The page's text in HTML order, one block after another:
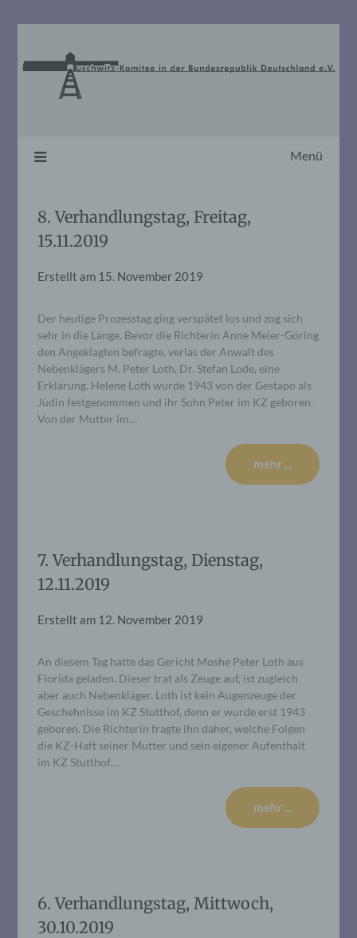
Menü
8. Verhandlungstag, Freitag,
15.11.2019
Erstellt am 15. November 2019
Der heutige Prozesstag ging verspätet los und zog sich
sehr in die Länge. Bevor die Richterin Anne Meier-Göring
den Angeklagten befragte, verlas der Anwalt des
Nebenklägers M. Peter Loth, Dr. Stefan Lode, eine
Erklärung. Helene Loth wurde 1943 von der Gestapo als
Jüdin festgenommen und ihr Sohn Peter im KZ geboren.
Von der Mutter im…
mehr ...
7. Verhandlungstag, Dienstag,
12.11.2019
Erstellt am 12. November 2019
An diesem Tag hatte das Gericht Moshe Peter Loth aus
Florida geladen. Dieser trat als Zeuge auf, ist zugleich
aber auch Nebenkläger. Loth ist kein Augenzeuge der
Geschehnisse im KZ Stutthof, denn er wurde erst 1943
geboren. Die Richterin fragte ihn daher, welche Folgen
die KZ-Haft seiner Mutter und sein eigener Aufenthalt
im KZ Stutthof…
mehr ...
6. Verhandlungstag, Mittwoch,
30.10.2019